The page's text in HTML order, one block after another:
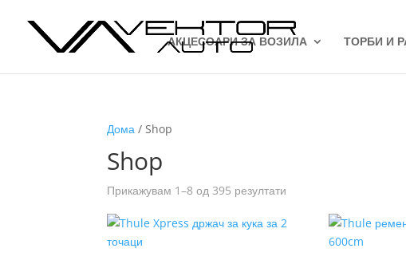
АКЦЕСОАРИ ЗА ВОЗИЛА ТОРБИ И
Дома / Shop
Shop
Прикажувам 1–8 од 395 резултати
latest